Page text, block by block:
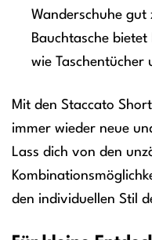
Wanderschuhe gut
Bauchtasche
wie Taschentücher
Mit den Staccato
immer wieder neue
Lass dich von den
den individuellen Stil